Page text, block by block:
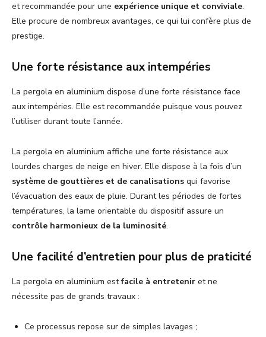
et recommandée pour une expérience unique et conviviale.
Elle procure de nombreux avantages, ce qui lui confère plus de
prestige.
Une forte résistance aux intempéries
La pergola en aluminium dispose d’une forte résistance face
aux intempéries. Elle est recommandée puisque vous pouvez
l’utiliser durant toute l’année.
La pergola en aluminium affiche une forte résistance aux
lourdes charges de neige en hiver. Elle dispose à la fois d’un
système de gouttières et de canalisations qui favorise
l’évacuation des eaux de pluie. Durant les périodes de fortes
températures, la lame orientable du dispositif assure un
contrôle harmonieux de la luminosité.
Une facilité d’entretien pour plus de praticité
La pergola en aluminium estfacile à entretenir et ne
nécessite pas de grands travaux :
Ce processus repose sur de simples lavages ;